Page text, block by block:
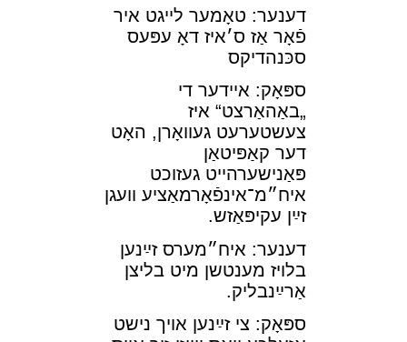
דענער: טאָמער לײגט איר
פֿאָר אַז ס׳איז דאָ עפּעס
סכּנהדיקס
ספּאָק: אײדער די
„באַהאַרצט“ איז
צעשטערעט געװאָרן, האָט
דער קאַפּיטאַן
פּאַנישערהײט געזוכט
איח״מ־אינפֿאָרמאַציע װעגן
זײַן עקיפּאַזש.
דענער: איח״מערס זײַנען
בלױז מענטשן מיט בליצן
אַרײַנבליק.
ספּאָק: צי זײַנען אױך נישט